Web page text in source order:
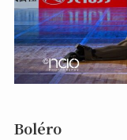
Boléro